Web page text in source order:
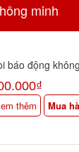
minh
báo động
RF Tuya
thêm Mua